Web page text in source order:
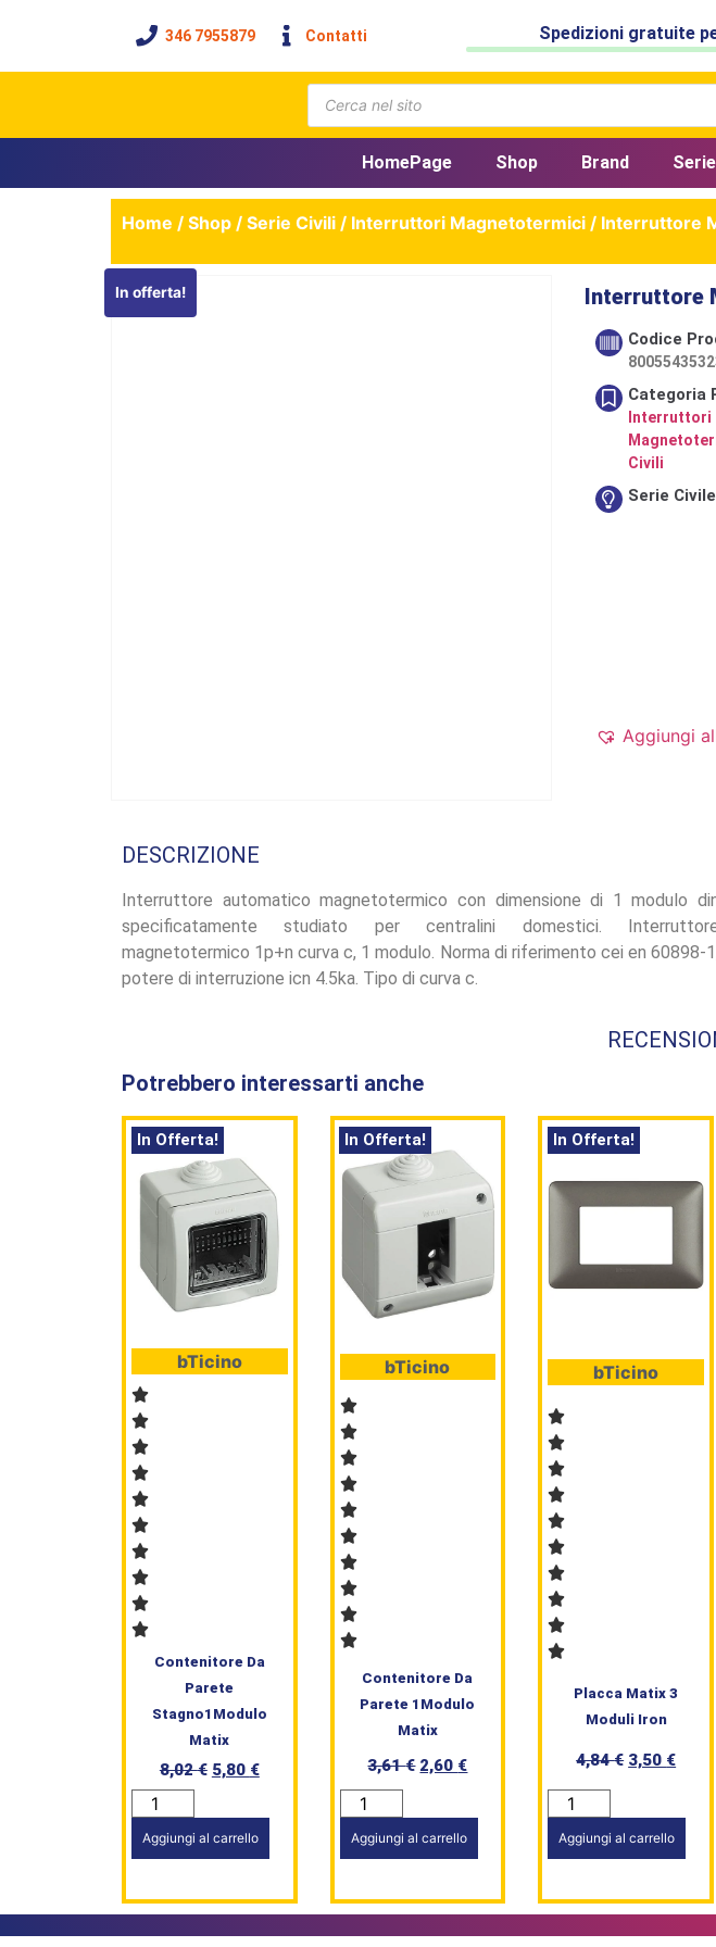
346 7955879 Contatti Spedizioni gratuite
HomePage Shop Brand
Home / Shop / Serie Civili / Interruttori Magnetotermici / Interruttore
In offerta! Interruttore
Codice
Categoria
Interruttori
Civili
Serie Civile
Aggiungi
DESCRIZIONE
Interruttore automatico magnetotermico con dimensione di 1 modulo
specificatamente studiato per centralini domestici.
magnetotermico 1p+n curva c, 1 modulo. Norma di riferimento cei en 60898-
potere di interruzione icn 4.5ka. Tipo di curva c.
Potrebbero interessarti anche
In Offerta!
bTicino
Contenitore Da
Parete
Stagno1Modulo
Matix
8,02€ 5,80 €
Aggiungi al carrello
In Offerta!
bTicino
Contenitore Da
Parete 1Modulo
Matix
3,61€ 2,60 €
Aggiungi al carrello
In Offerta!
bTicino
Placca Matix 3
Moduli Iron
4,84€ 3,50 €
Aggiungi al carrello